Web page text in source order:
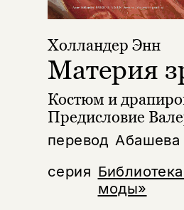
перевод Абашева
серия
моды»
Холландер Энн
Материя
Костюм и
Предисловие